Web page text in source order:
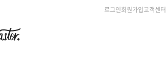
로그인회원가입고객센터